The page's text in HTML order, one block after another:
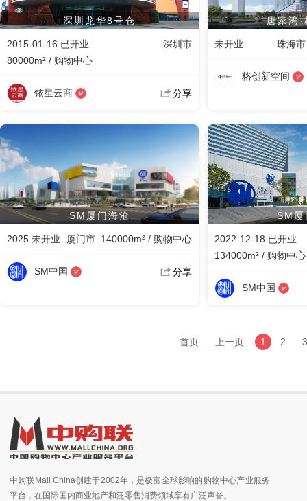
深圳龙华8号仓
2015-01-16 已开业
深圳市
80000m² / 购物中心
铱星云商 分享
唐家湾
未开业 珠海市
格创新空间
SM厦门海沧
2025 未开业 厦门市 140000m² / 购物中心
SM中国 分享
SM厦
2022-12-18 已开业
134000m² / 购物中心
SM中国
首页 上一页 1 2 3
中购联Mall China创建于2002年，是极富全球影响的购物中心产业服务
平台，在国际国内商业地产和泛零售消费领域享有广泛声誉。